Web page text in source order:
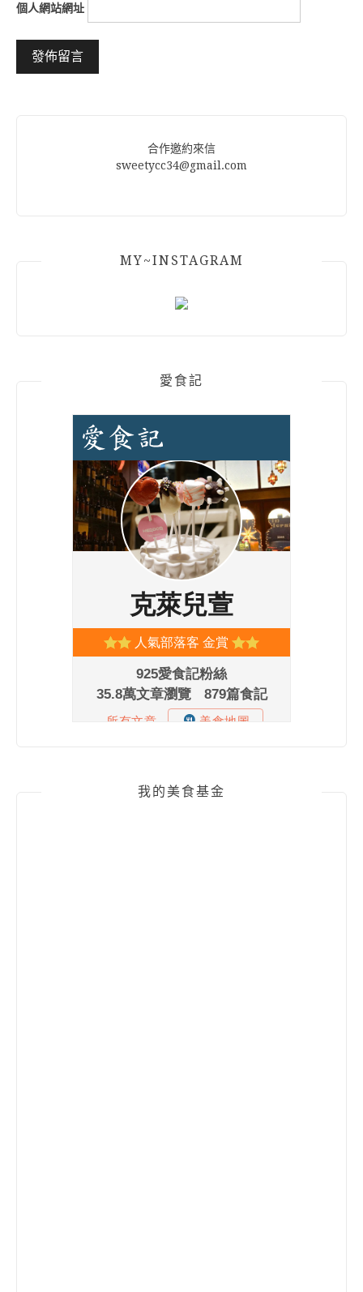
個人網站網址
合作邀約來信
sweetycc34@gmail.com
MY~INSTAGRAM
愛食記
我的美食基金